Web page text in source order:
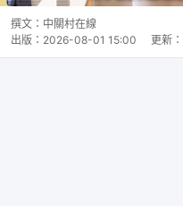
撰文： 中關村在線
出版： 2026-08-01 15:00 更新：